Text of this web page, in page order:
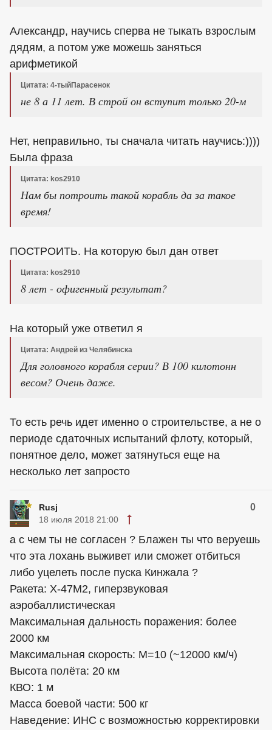
Александр, научись сперва не тыкать взрослым
дядям, а потом уже можешь заняться
арифметикой
Цитата: 4-тыйПарасенок
не 8 а 11 лет. В строй он вступит только 20-м
Нет, неправильно, ты сначала читать научись:))))
Была фраза
Цитата: kos2910
Нам бы потроить такой корабль да за такое
время!
ПОСТРОИТЬ. На которую был дан ответ
Цитата: kos2910
8 лет - офигенный результат?
На который уже ответил я
Цитата: Андрей из Челябинска
Для головного корабля серии? В 100 килотонн
весом? Очень даже.
То есть речь идет именно о строительстве, а не о
периоде сдаточных испытаний флоту, который,
понятное дело, может затянуться еще на
несколько лет запросто
Rusj 0
18 июля 2018 21:00
а с чем ты не согласен ? Блажен ты что веруешь
что эта лохань выживет или сможет отбиться
либо уцелеть после пуска Кинжала ?
Ракета: Х-47М2, гиперзвуковая
аэробаллистическая
Максимальная дальность поражения: более
2000 км
Максимальная скорость: М=10 (~12000 км/ч)
Высота полёта: 20 км
КВО: 1 м
Масса боевой части: 500 кг
Наведение: ИНС с возможностью корректировки